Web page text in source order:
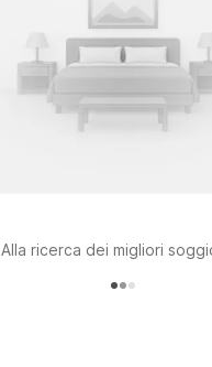
Alla ricerca dei migliori